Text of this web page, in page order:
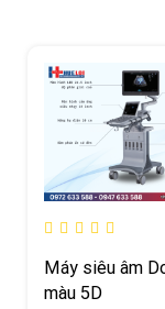
Máy siêu âm
màu 5D